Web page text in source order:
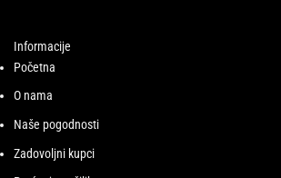
Informacije
Početna
O nama
Naše pogodnosti
Zadovoljni kupci